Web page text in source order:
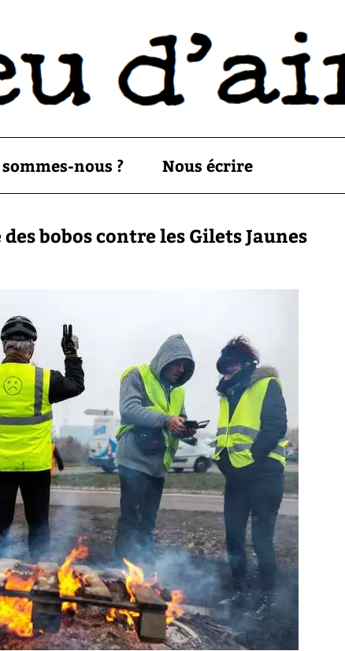
nous ? Nous écrire
bobos contre les Gilets Jaunes